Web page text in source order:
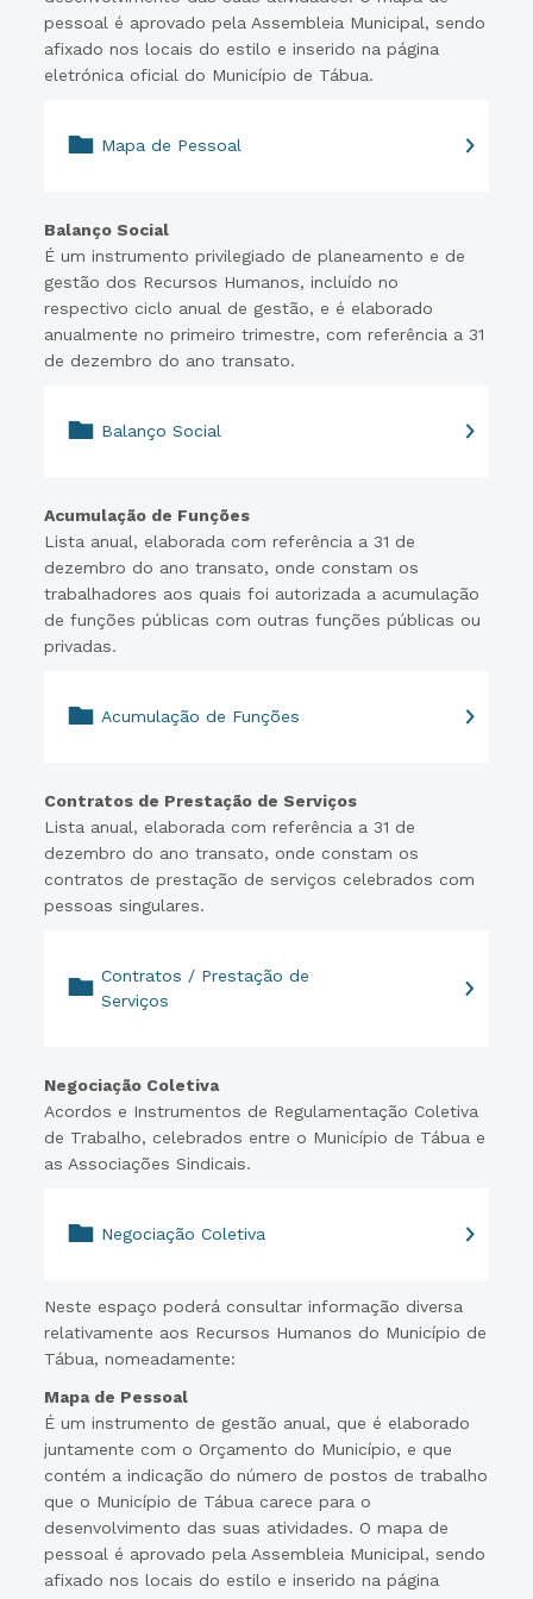
pessoal é aprovado pela Assembleia Municipal, sendo
afixado nos locais do estilo e inserido na página
eletrónica oficial do Município de Tábua.
Mapa de Pessoal
Balanço Social
É um instrumento privilegiado de planeamento e de
gestão dos Recursos Humanos, incluído no
respectivo ciclo anual de gestão, e é elaborado
anualmente no primeiro trimestre, com referência a 31
de dezembro do ano transato.
Balanço Social
Acumulação de Funções
Lista anual, elaborada com referência a 31 de
dezembro do ano transato, onde constam os
trabalhadores aos quais foi autorizada a acumulação
de funções públicas com outras funções públicas ou
privadas.
Acumulação de Funções
Contratos de Prestação de Serviços
Lista anual, elaborada com referência a 31 de
dezembro do ano transato, onde constam os
contratos de prestação de serviços celebrados com
pessoas singulares.
Contratos / Prestação de
Serviços
Negociação Coletiva
Acordos e Instrumentos de Regulamentação Coletiva
de Trabalho, celebrados entre o Município de Tábua e
as Associações Sindicais.
Negociação Coletiva
Neste espaço poderá consultar informação diversa
relativamente aos Recursos Humanos do Município de
Tábua, nomeadamente:
Mapa de Pessoal
É um instrumento de gestão anual, que é elaborado
juntamente com o Orçamento do Município, e que
contém a indicação do número de postos de trabalho
que o Município de Tábua carece para o
desenvolvimento das suas atividades. O mapa de
pessoal é aprovado pela Assembleia Municipal, sendo
afixado nos locais do estilo e inserido na página